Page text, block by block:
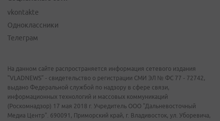
vkontakte
Одноклассники
Телеграм
На данном сайте распространяется информация сетевого издания
"VLADNEWS" - свидетельство о регистрации СМИ ЭЛ № ФС 77 - 72742,
выдано Федеральной службой по надзору в сфере связи,
информационных технологий и массовых коммуникаций
(Роскомнадзор) 17 мая 2018 г. Учредитель ООО "Дальневосточный
Медиа Центр". 690091, Приморский край, г. Владивосток, ул. Уборевича,